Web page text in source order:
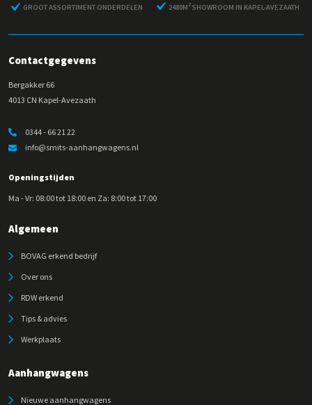
GROOT ASSORTIMENT ONDERDELEN
2480M 2SHOWROOM IN KAPEL-AVEZAATH
Contactgegevens
Bergakker 66
4013 CN Kapel-Avezaath
0344 - 66 21 22
info@smits-aanhangwagens.nl
Openingstijden
Ma - Vr: 08:00 tot 18:00 en Za: 8:00 tot 17:00
Algemeen
BOVAG erkend bedrijf
Over ons
RDW erkend
Tips & advies
Werkplaats
Aanhangwagens
Nieuwe aanhangwagens